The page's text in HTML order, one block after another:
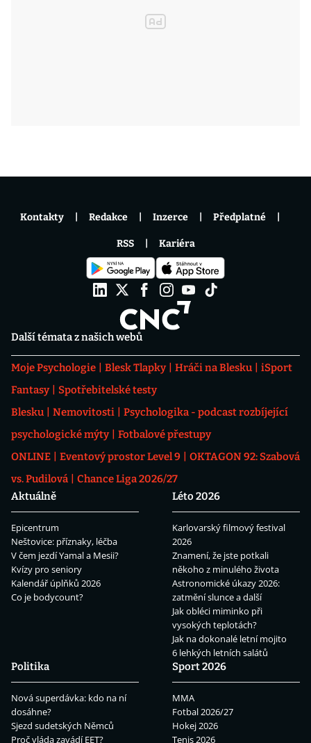
Další témata z našich webů
Moje Psychologie Blesk Tlapky Hráči na Blesku
iSport
Fantasy
Spotřebitelské testy
Blesku
Nemovitosti
Psychologika - podcast rozbíjející
psychologické mýty
Fotbalové přestupy
ONLINE
Eventový prostor Level 9
OKTAGON 92: Szabová
vs. Pudilová
Chance Liga 2026/27
Aktuálně
Epicentrum
Neštovice: příznaky, léčba
V čem jezdí Yamal a Mesii?
Kvízy pro seniory
Kalendář úplňků 2026
Co je bodycount?
Léto 2026
Karlovarský filmový festival
2026
Znamení, že jste potkali
někoho z minulého života
Astronomické úkazy 2026:
zatmění slunce a další
Jak obléci miminko při
vysokých teplotách?
Jak na dokonalé letní mojito
6 lehkých letních salátů
Politika
Nová superdávka: kdo na ní
dosáhne?
Sjezd sudetských Němců
Proč vláda zavádí EET?
Sport 2026
MMA
Fotbal 2026/27
Hokej 2026
Tenis 2026
Kontakty Redakce Inzerce Předplatné
RSS Kariéra